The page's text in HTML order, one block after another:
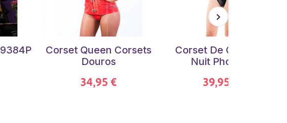
Corset Queen Corsets
Douros
34,95 €
Corset De Caramel
Nuit Phoenix
39,95 €